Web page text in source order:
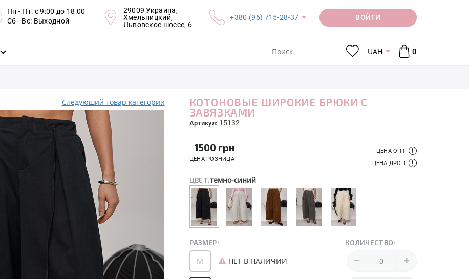
Пн - Пт: с 9:00 до 18:00
Сб - Вс: Выходной
29009 Украина,
Хмельницкий,
Львовское шоссе, 6
+380 (96) 715-28-37 ВОЙТИ
UAH 0
Следуюший товар категории
КОТОНОВЫЕ ШИРОКИЕ БРЮКИ С
ЗАВЯЗКАМИ
Артикул: 15132
1500 грн
ЦЕНА РОЗНИЦА
ЦЕНА ОПТ
ЦЕНА ДРОП
ЦВЕТ:темно-синий
РАЗМЕР: КОЛИЧЕСТВО:
M НЕТ В НАЛИЧИИ